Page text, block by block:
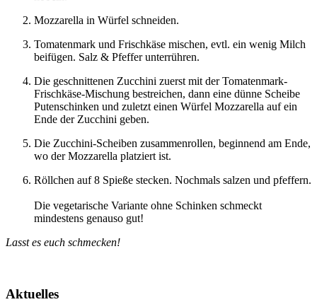
Mozzarella in Würfel schneiden.
Tomatenmark und Frischkäse mischen, evtl. ein wenig Milch
beifügen. Salz & Pfeffer unterrühren.
Die geschnittenen Zucchini zuerst mit der Tomatenmark-
Frischkäse-Mischung bestreichen, dann eine dünne Scheibe
Putenschinken und zuletzt einen Würfel Mozzarella auf ein
Ende der Zucchini geben.
Die Zucchini-Scheiben zusammenrollen, beginnend am Ende,
wo der Mozzarella platziert ist.
Röllchen auf 8 Spieße stecken. Nochmals salzen und pfeffern.
Die vegetarische Variante ohne Schinken schmeckt
mindestens genauso gut!
Lasst es euch schmecken!
Aktuelles